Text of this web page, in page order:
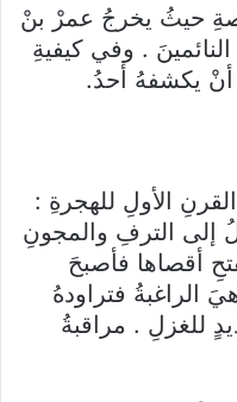
حيثُ يخرجُ عمرْ بنْ
. وفي كيفيةِ
أنْ يكشفهُ أحدُ.
الأولِ للهجرةِ :
إلى الترفِ والمجونِ
أقصاها فأصبحَ
الراغبةُ فتراودهُ
للغزلِ . مراقبةُ